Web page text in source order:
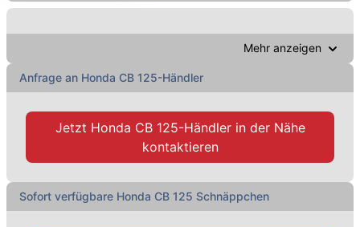
Mehr anzeigen
Anfrage an Honda CB 125-Händler
Jetzt Honda CB 125-Händlerin der Nähe
kontaktieren
Sofort verfügbare Honda CB 125 Schnäppchen